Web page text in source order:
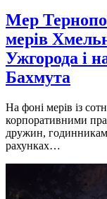
Мер
мерів
Ужгорода і
Бахмута
На фоні мерів із
корпоративними
дружин,
рахунках…